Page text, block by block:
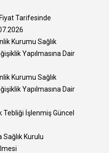
Tarifesinde
Kurumu Sağlık
Yapılmasına Dair
Kurumu Sağlık
Yapılmasına Dair
İşlenmiş Güncel
Kurulu